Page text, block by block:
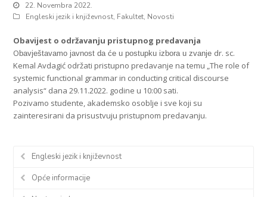
22. Novembra 2022.
Engleski jezik i književnost, Fakultet, Novosti
Obavijest o održavanju pristupnog predavanja
O bavještavamo javnost da će u postupku izbora u zvanje dr. sc.
Kemal Avdagić održati pristupno predavanje na temu „The role of
systemic functional grammar in conducting critical discourse
analysis“ dana 29.11.2022. godine u 10:00 sati.
Pozivamo studente, akademsko osoblje i sve koji su
zainteresirani da prisustvuju pristupnom predavanju.
Engleski jezik i književnost
Opće informacije